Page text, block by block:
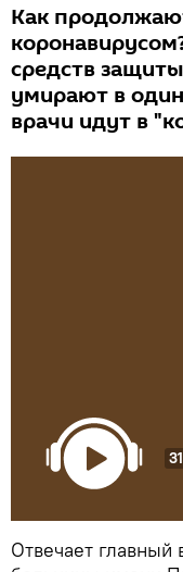
Как
средств
умирают в
врачи идут в
Отвечает главный